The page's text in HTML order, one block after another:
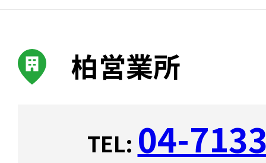
柏営業所
TEL: 04-